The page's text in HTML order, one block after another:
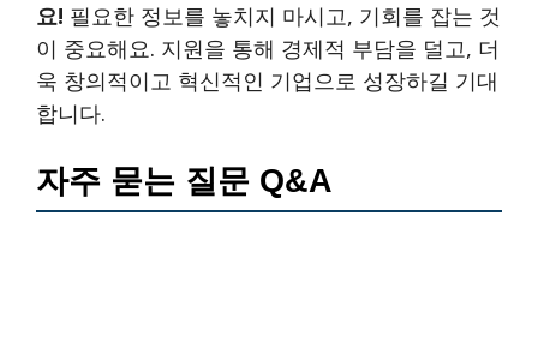
요! 필요한 정보를 놓치지 마시고, 기회를 잡는 것
이 중요해요. 지원을 통해 경제적 부담을 덜고, 더
욱 창의적이고 혁신적인 기업으로 성장하길 기대
합니다.
자주 묻는 질문 Q&A